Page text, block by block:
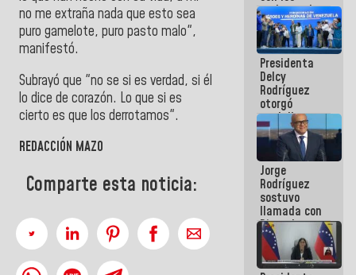
no me extraña nada que esto sea
puro gamelote, puro pasto malo",
manifestó.
Subrayó que "no se si es verdad, si él
lo dice de corazón. Lo que si es
cierto es que los derrotamos".
REDACCIÓN MAZO
Comparte esta noticia:
trabajos de
mantenimiento
e inspección
en la Línea 2
Presidenta
Delcy
Rodríguez
otorgó
medalla
"Héroe de
Venezuela"
a servidores
públicos
Jorge
Rodríguez
sostuvo
llamada con
Dinorah
Figuera y
acuerdan
primer